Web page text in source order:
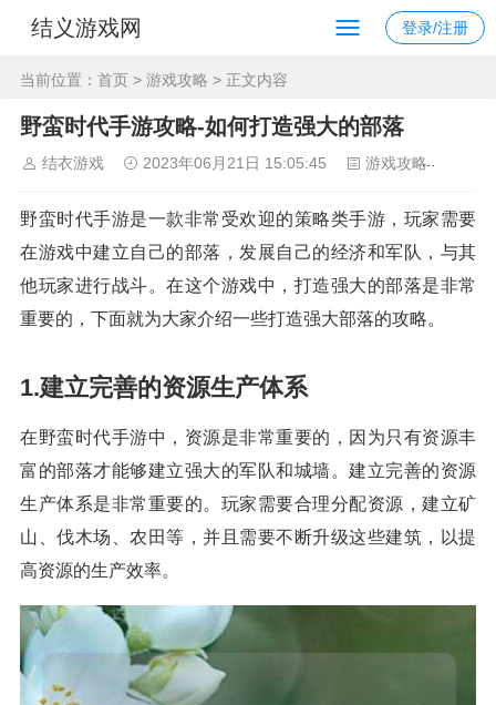
结义游戏网 登录/注册
当前位置： 首页 > 游戏攻略 > 正文内容
野蛮时代手游攻略-如何打造强大的部落
结衣游戏 2023年06月21日 15:05:45 游戏攻略
野蛮时代手游是一款非常受欢迎的策略类手游，玩家需要
在游戏中建立自己的部落，发展自己的经济和军队，与其
他玩家进行战斗。在这个游戏中，打造强大的部落是非常
重要的，下面就为大家介绍一些打造强大部落的攻略。
1.建立完善的资源生产体系
在野蛮时代手游中，资源是非常重要的，因为只有资源丰
富的部落才能够建立强大的军队和城墙。建立完善的资源
生产体系是非常重要的。玩家需要合理分配资源，建立矿
山、伐木场、农田等，并且需要不断升级这些建筑，以提
高资源的生产效率。